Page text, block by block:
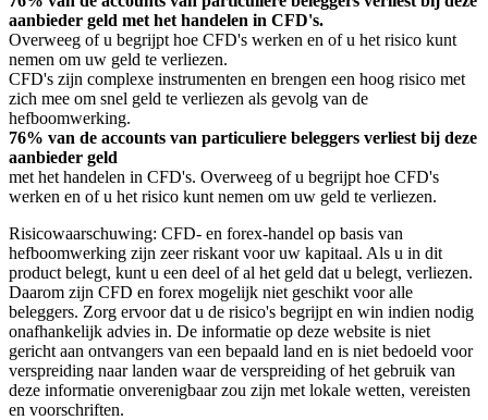
aanbieder geld met het handelen in CFD's.
Overweeg of u begrijpt hoe CFD's werken en of u het risico kunt
nemen om uw geld te verliezen.
CFD's zijn complexe instrumenten en brengen een hoog risico met
zich mee om snel geld te verliezen als gevolg van de
hefboomwerking.
76% van de accounts van particuliere beleggers verliest bij deze
aanbieder geld
met het handelen in CFD's. Overweeg of u begrijpt hoe CFD's
werken en of u het risico kunt nemen om uw geld te verliezen.
Risicowaarschuwing: CFD- en forex-handel op basis van
hefboomwerking zijn zeer riskant voor uw kapitaal. Als u in dit
product belegt, kunt u een deel of al het geld dat u belegt, verliezen.
Daarom zijn CFD en forex mogelijk niet geschikt voor alle
beleggers. Zorg ervoor dat u de risico's begrijpt en win indien nodig
onafhankelijk advies in. De informatie op deze website is niet
gericht aan ontvangers van een bepaald land en is niet bedoeld voor
verspreiding naar landen waar de verspreiding of het gebruik van
deze informatie onverenigbaar zou zijn met lokale wetten, vereisten
en voorschriften.